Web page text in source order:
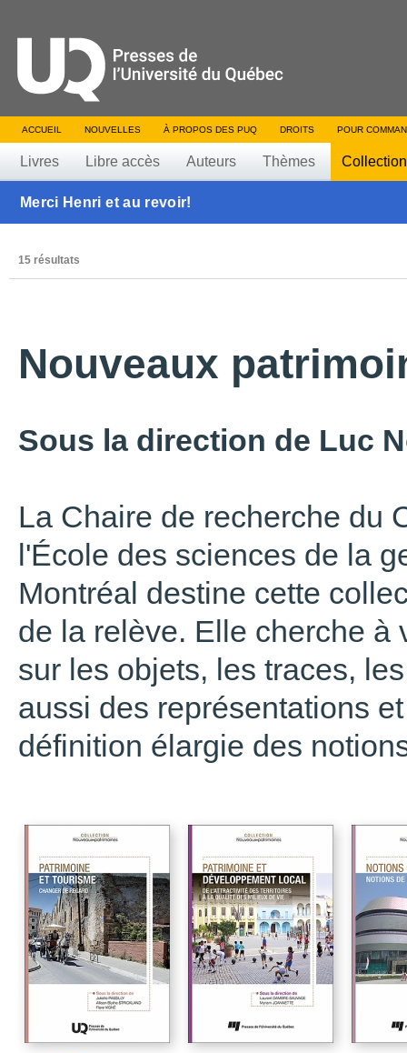
ACCUEIL NOUVELLES À PROPOS DES PUQ DROITS POUR
Livres Libre accès Auteurs Thèmes
Merci Henri et au revoir!
15 résultats
Nouveaux
Sous la direction de Luc
La Chaire de recherche du
l'École des sciences de la
Montréal destine cette
de la relève. Elle cherche à
sur les objets, les traces,
aussi des représentations
définition élargie des